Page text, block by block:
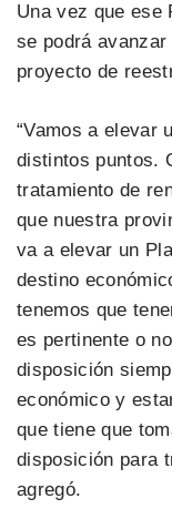
Una vez que ese
se podrá
proyecto de
“Vamos a elevar
distintos puntos.
tratamiento de
que nuestra
va a elevar un
destino
tenemos que
es pertinente o
disposición
económico y
que tiene que
disposición para
agregó.